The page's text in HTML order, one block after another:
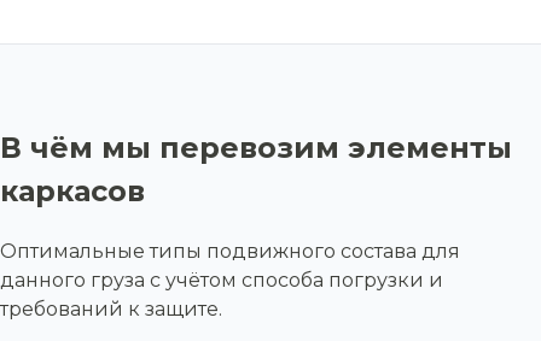
В чём мы перевозим элементы
каркасов
Оптимальные типы подвижного состава для
данного груза с учётом способа погрузки и
требований к защите.